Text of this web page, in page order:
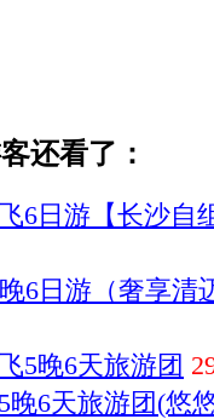
还看了：
6日游【长沙自
6日游（奢享清
5晚6天旅游团
6天旅游团(悠